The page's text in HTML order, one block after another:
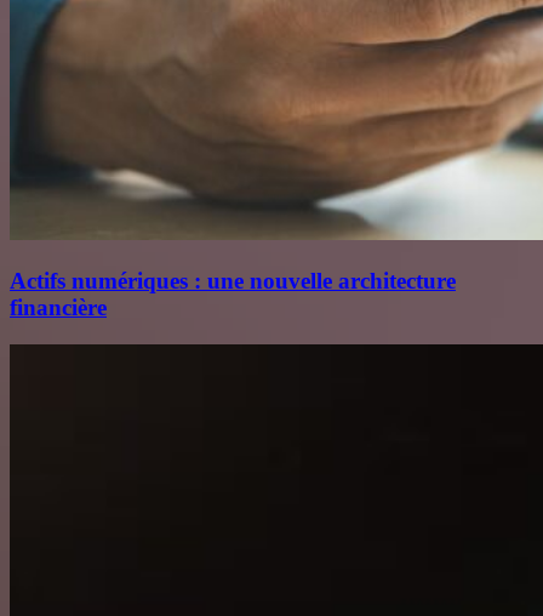
Actifs numériques : une nouvelle architecture
financière